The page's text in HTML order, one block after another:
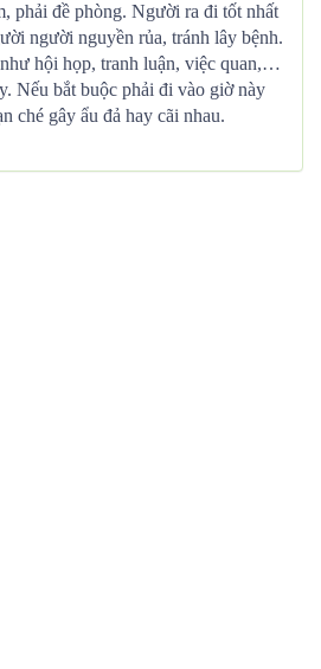
phải đề phòng. Người ra đi tốt nhất
người nguyền rủa, tránh lây bệnh.
hội họp, tranh luận, việc quan,…
Nếu bắt buộc phải đi vào giờ này
ché gây ẩu đả hay cãi nhau.